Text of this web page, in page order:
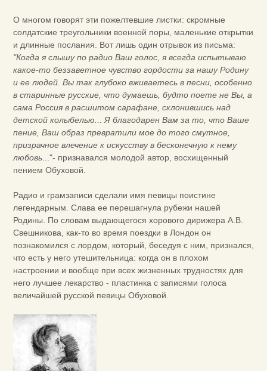
О многом говорят эти пожелтевшие листки: скромные
солдатские треугольники военной поры, маленькие открытки
и длинные послания. Вот лишь один отрывок из письма:
"Когда я слышу по радио Ваш голос, я всегда испытываю
какое-то беззаветное чувство гордости за нашу Родину
и ее людей. Вы так глубоко вживаетесь в песни, особенно
в старинные русские, что думаешь, будто поете не Вы, а
сама Россия в расшитом сарафане, склонившись над
детской колыбелью... Я благодарен Вам за то, что Ваше
пение, Ваш образ превратили мое до того смутное,
призрачное влечение к искусству в бесконечную к нему
любовь ..."- признавался молодой автор, восхищенный
пением Обуховой.
Радио и грамзаписи сделали имя певицы поистине
легендарным. Слава ее перешагнула рубежи нашей
Родины. По словам выдающегося хорового дирижера А.В.
Свешникова, как-то во время поездки в Лондон он
познакомился с лордом, который, беседуя с ним, признался,
что есть у него утешительница: когда он в плохом
настроении и вообще при всех жизненных трудностях для
него лучшее лекарство - пластинка с записями голоса
величайшей русской певицы Обуховой.